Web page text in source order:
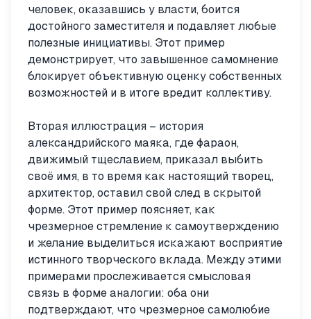
человек, оказавшись у власти, боится
достойного заместителя и подавляет любые
полезные инициативы. Этот пример
демонстрирует, что завышенное самомнение
блокирует объективную оценку собственных
возможностей и в итоге вредит коллективу.
Вторая иллюстрация – история
александрийского маяка, где фараон,
движимый тщеславием, приказал выбить
своё имя, в то время как настоящий творец,
архитектор, оставил свой след в скрытой
форме. Этот пример поясняет, как
чрезмерное стремление к самоутверждению
и желание выделиться искажают восприятие
истинного творческого вклада. Между этими
примерами прослеживается смысловая
связь в форме аналогии: оба они
подтверждают, что чрезмерное самолюбие